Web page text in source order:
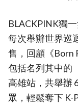
BLACKPINK獨
每次舉辦世界巡
售，回顧《Born
包括名列其中的
高雄站，共舉辦
眾，輕鬆奪下 K-